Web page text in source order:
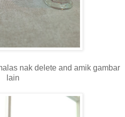
nak delete and amik gambar
lain